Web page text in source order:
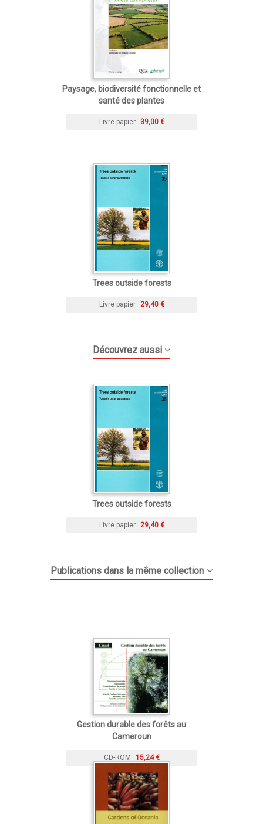
Paysage, biodiversité fonctionnelle et
santé des plantes
Livre papier 39,00 €
Trees outside forests
Livre papier 29,40 €
Découvrez aussi
Trees outside forests
Livre papier 29,40 €
Publications dans la même collection
Gestion durable des forêts au
Cameroun
CD-ROM 15,24 €